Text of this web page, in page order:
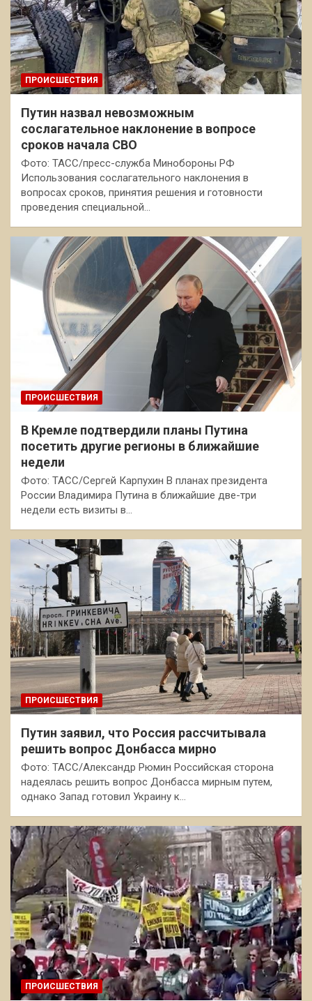
ПРОИСШЕСТВИЯ
Путин назвал невозможным
сослагательное наклонение в вопросе
сроков начала СВО
Фото: ТАСС/пресс-служба Минобороны РФ
Использования сослагательного наклонения в
вопросах сроков, принятия решения и готовности
проведения специальной…
ПРОИСШЕСТВИЯ
В Кремле подтвердили планы Путина
посетить другие регионы в ближайшие
недели
Фото: ТАСС/Сергей Карпухин В планах президента
России Владимира Путина в ближайшие две-три
недели есть визиты в…
ПРОИСШЕСТВИЯ
Путин заявил, что Россия рассчитывала
решить вопрос Донбасса мирно
Фото: ТАСС/Александр Рюмин Российская сторона
надеялась решить вопрос Донбасса мирным путем,
однако Запад готовил Украину к…
ПРОИСШЕСТВИЯ